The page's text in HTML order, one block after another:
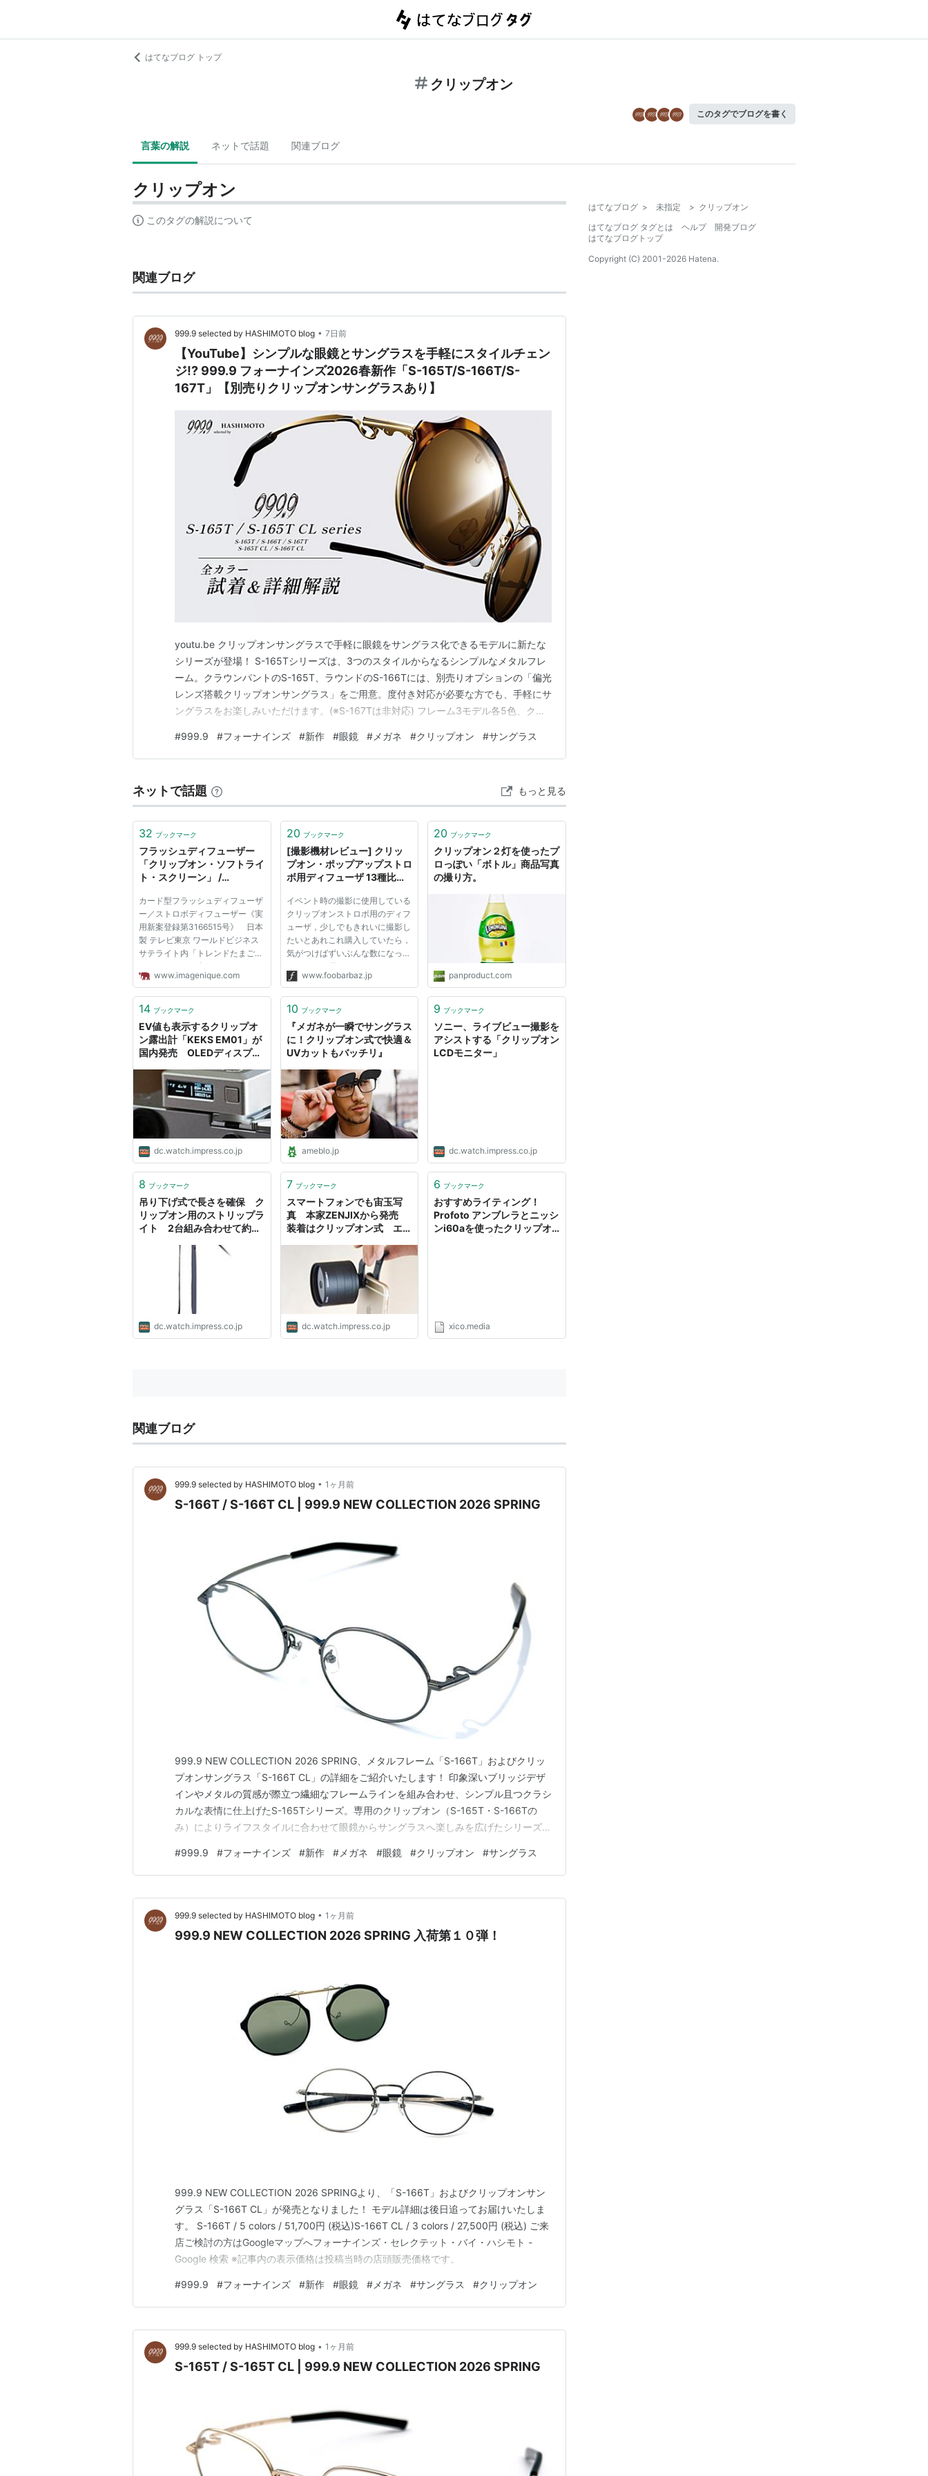
はてなブログ トップ
クリップオン
このタグでブログを書く
言葉の解説 ネットで話題 関連ブログ
クリップオン
このタグの解説について
関連ブログ
999.9 selected by HASHIMOTO blog • 7日前
【YouTube】シンプルな眼鏡とサングラスを手軽にスタイルチェン
ジ!? 999.9 フォーナインズ2026春新作「S-165T/S-166T/S-
167T」【別売りクリップオンサングラスあり】
youtu.be クリップオンサングラスで手軽に眼鏡をサングラス化できるモデルに新たな
シリーズが登場！ S-165Tシリーズは、3つのスタイルからなるシンプルなメタルフレ
ーム。クラウンパントのS-165T、ラウンドのS-166Tには、別売りオプションの「偏光
レンズ搭載クリップオンサングラス」をご用意。度付き対応が必要な方でも、手軽にサ
ングラスをお楽しみいただけます。(※S-167Tは非対応) フレーム3モデル各5色、クリ
聴▼ 【999.9】シンプルな眼鏡とサングラスを手軽にスタイルチェンジ!? フォーナイ
ンズ…
#999.9 #フォーナインズ #新作 #眼鏡 # メガネ #クリップオン #サングラス
ネットで話題 もっと見る
32 ブックマーク
フラッシュディフューザー
「クリップオン・ソフトライ
ト・スクリーン」 /
カード型フラッシュディフューザ
ー／ストロボディフューザー《実
用新案登録第3166515号》 日本
製 テレビ東京 ワールドビジネス
サテライト内「トレンドたまご」
のコーナーで紹介されました。
特選街 2013年 11月号誌上の特
る！「超便利カメラアイテム」３
０ に掲載されました。便利度 星
５つ...
www.imagenique.com
20 ブックマーク
[撮影機材レビュー] クリッ
プオン・ポップアップストロ
ボ用ディフューザ 13種比較
イベント時の撮影に使用している
クリップオンストロボ用のディフ
ューザ，少しでもきれいに撮影し
たいとあれこれ購入していたら，
気がつけばずいぶんな数になって
いました。 数えてみたら，クリ
ップオンストロボ用だけで10種類
これだけの数が揃ったので，どの
www.foobarbaz.jp
20 ブックマーク
クリップオン２灯を使ったプ
ロっぽい「ボトル」商品写真
の撮り方。
panproduct.com
14 ブックマーク
EV値も表示するクリップオ
ン露出計「KEKS EM01」が
国内発売 OLEDディスプレ
ら充電
dc.watch.impress.co.jp
10 ブックマーク
『メガネが一瞬でサングラス
に！クリップオン式で快適＆
UVカットもバッチリ』
ameblo.jp
9 ブックマーク
ソニー、ライブビュー撮影を
アシストする「クリップオン
LCDモニター」
dc.watch.impress.co.jp
8 ブックマーク
吊り下げ式で長さを確保 ク
リップオン用のストリップラ
イト 2台組み合わせて約
dc.watch.impress.co.jp
7 ブックマーク
スマートフォンでも宙玉写
真 本家ZENJIXから発売
装着はクリップオン式 エク
dc.watch.impress.co.jp
6 ブックマーク
おすすめライティング！
Profoto アンブレラとニッシ
ンi60aを使ったクリップオ
xico.media
関連ブログ
999.9 selected by HASHIMOTO blog • 1ヶ月前
S-166T / S-166T CL | 999.9 NEW COLLECTION 2026 SPRING
999.9 NEW COLLECTION 2026 SPRING、メタルフレーム「S-166T」およびクリッ
プオンサングラス「S-166T CL」の詳細をご紹介いたします！ 印象深いブリッジデザ
インやメタルの質感が際立つ繊細なフレームラインを組み合わせ、シンプル且つクラシ
カルな表情に仕上げたS-165Tシリーズ。専用のクリップオン（S-165T・S-166Tの
み）によりライフスタイルに合わせて眼鏡からサングラスへ楽しみを広げたシリーズで
天地幅43mm、ブリッジ幅20mm、枠幅141mmとなっています。 リムに…
#999.9 #フォーナインズ #新作 #メガネ #眼鏡 #クリップオン #サングラス
999.9 selected by HASHIMOTO blog • 1ヶ月前
999.9 NEW COLLECTION 2026 SPRING 入荷第１０弾！
999.9 NEW COLLECTION 2026 SPRINGより、「S-166T」およびクリップオンサン
グラス「S-166T CL」が発売となりました！ モデル詳細は後日追ってお届けいたしま
す。 S-166T / 5 colors / 51,700円 (税込)S-166T CL / 3 colors / 27,500円 (税込) ご来
店ご検討の方はGoogleマップへフォーナインズ・セレクテット・バイ・ハシモト -
Google 検索 ※記事内の表示価格は投稿当時の店頭販売価格です。
#999.9 #フォーナインズ #新作 #眼鏡 # メガネ #サングラス #クリップオン
999.9 selected by HASHIMOTO blog • 1ヶ月前
S-165T / S-165T CL | 999.9 NEW COLLECTION 2026 SPRING
はてなブログ > 未指定 > クリップオン
はてなブログ タグとは
ヘルプ
開発ブログ
はてなブログトップ
Copyright (C) 2001-2026 Hatena.